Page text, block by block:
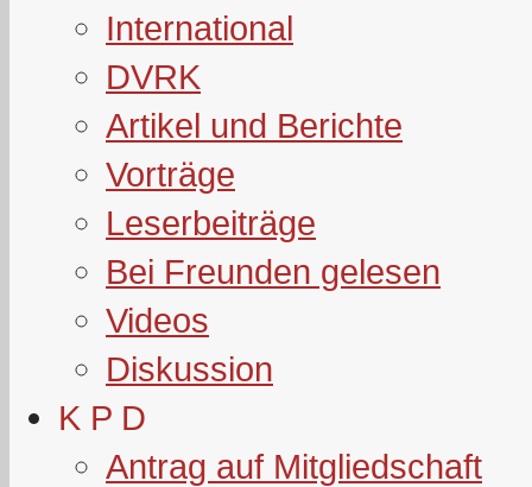
International
DVRK
Artikel und Berichte
Vorträge
Leserbeiträge
Bei Freunden gelesen
Videos
Diskussion
K P D
Antrag auf Mitgliedschaft